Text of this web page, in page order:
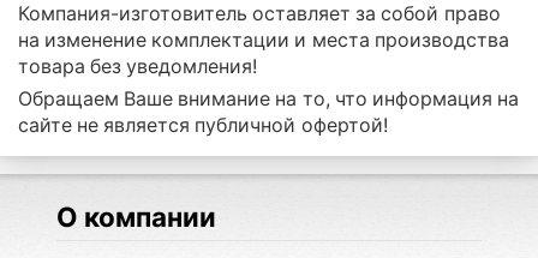
Компания-изготовитель оставляет за собой право
на изменение комплектации и места производства
товара без уведомления!
Обращаем Ваше внимание на то, что информация на
сайте не является публичной офертой!
О компании